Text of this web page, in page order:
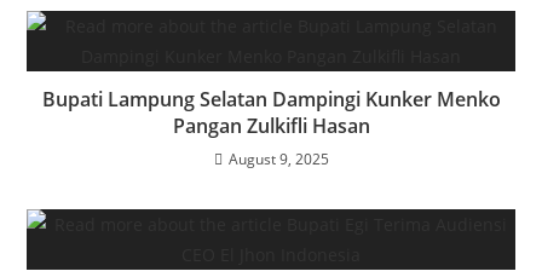
Bupati Lampung Selatan Dampingi Kunker Menko
Pangan Zulkifli Hasan
August 9, 2025